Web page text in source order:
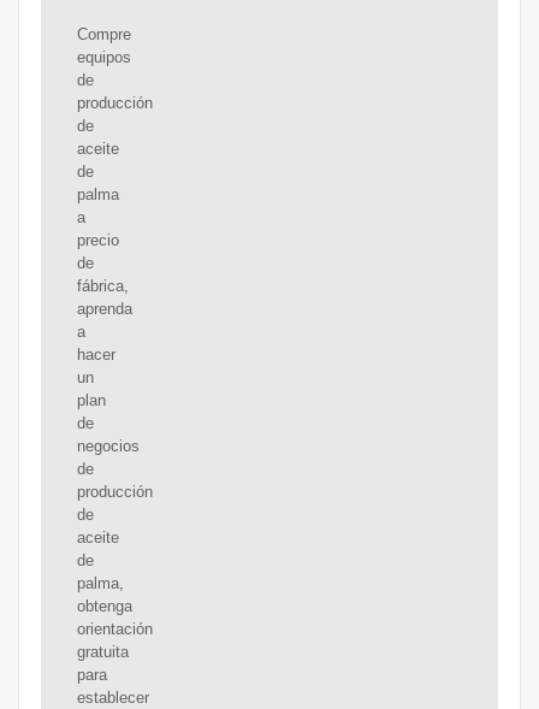
Compre
equipos
de
producción
de
aceite
de
palma
a
precio
de
fábrica,
aprenda
a
hacer
un
plan
de
negocios
de
producción
de
aceite
de
palma,
obtenga
orientación
gratuita
para
establecer